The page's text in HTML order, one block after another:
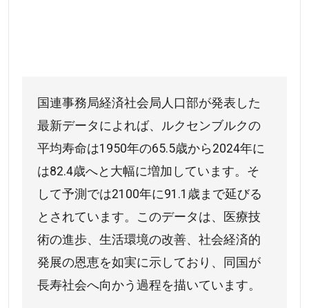
国連事務局経済社会局人口部が発表した
最新データによれば、ルクセンブルクの
平均寿命は1950年の65.5歳から2024年に
は82.4歳へと大幅に増加しています。そ
して予測では2100年に91.1歳まで延びる
とされています。このデータは、医療技
術の進歩、生活環境の改善、社会経済的
発展の恩恵を如実に示しており、同国が
長寿社会へ向かう過程を描いています。